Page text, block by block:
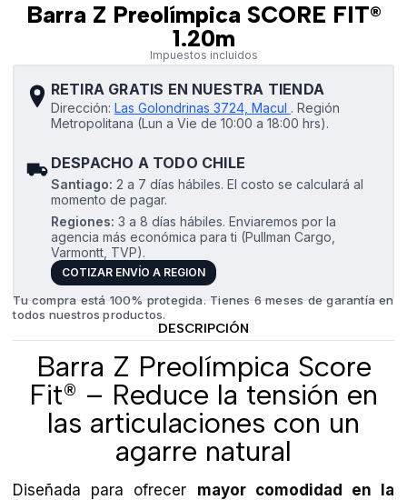
Barra Z Preolímpica SCORE FIT®
1.20m
Impuestos incluidos
RETIRA GRATIS EN NUESTRA TIENDA
Dirección: Las Golondrinas 3724, Macul . Región
Metropolitana (Lun a Vie de 10:00 a 18:00 hrs).
DESPACHO A TODO CHILE
Santiago: 2 a 7 días hábiles. El costo se calculará al
momento de pagar.
Regiones: 3 a 8 días hábiles. Enviaremos por la
agencia más económica para ti (Pullman Cargo,
Varmontt, TVP).
COTIZAR ENVÍO A REGION
Tu compra está 100% protegida. Tienes 6 meses de garantía en
todos nuestros productos.
DESCRIPCIÓN
Barra Z Preolímpica Score
Fit® – Reduce la tensión en
las articulaciones con un
agarre natural
Diseñada para ofrecer mayor comodidad en la